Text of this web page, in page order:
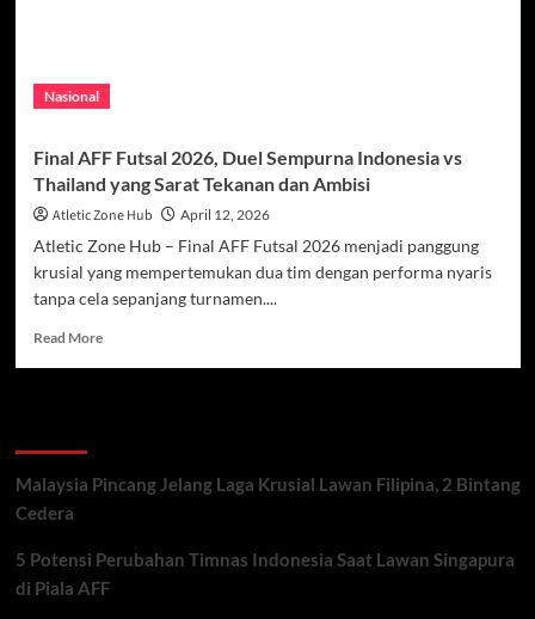
Nasional
Final AFF Futsal 2026, Duel Sempurna Indonesia vs
Thailand yang Sarat Tekanan dan Ambisi
Atletic Zone Hub April 12, 2026
Atletic Zone Hub – Final AFF Futsal 2026 menjadi panggung
krusial yang mempertemukan dua tim dengan performa nyaris
tanpa cela sepanjang turnamen....
Read MoreRead
Duel
vs
Thailand
Malaysia Pincang Jelang Laga Krusial Lawan Filipina, 2 Bintang
Cedera
5 Potensi Perubahan Timnas Indonesia Saat Lawan Singapura
di Piala AFF